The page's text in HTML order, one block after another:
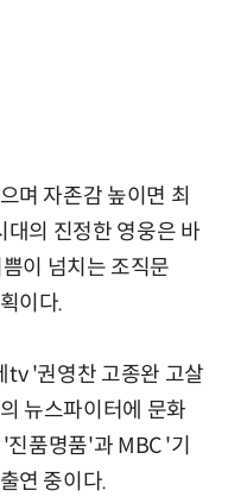
며 자존감 높이면 최
의 진정한 영웅은 바
이 넘치는 조직문
이다.
tv '권영찬 고종완 고살
뉴스파이터에 문화
품명품'과 MBC '기
연 중이다.